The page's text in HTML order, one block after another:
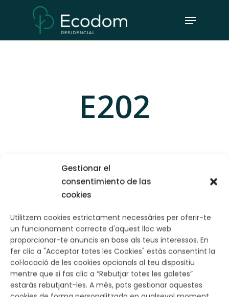
Gestionar el
consentimiento de las
cookies
Utilitzem cookies estrictament necessàries per oferir-te
un funcionament correcte d'aquest lloc web.
proporcionar-te anuncis en base als teus interessos. En
fer clic a "Acceptar totes les Cookies" estàs consentint la
col·locació de les cookies opcionals al teu dispositiu
mentre que si fas clic a “Rebutjar totes les galetes”
estaràs rebutjant-les. A més, pots gestionar aquestes
Menu
E202
PREVIOUS POST
E201